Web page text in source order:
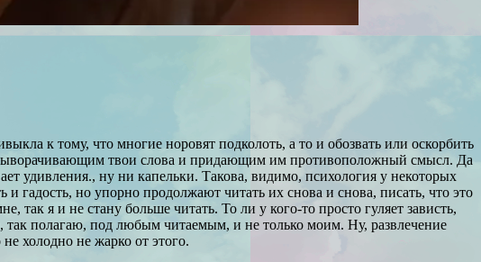
к тому, что многие норовят подколоть, а то и обозвать или оскорбить
твои слова и придающим им противоположный смысл. Да
удивления., ну ни капельки. Такова, видимо, психология у некоторых
но упорно продолжают читать их снова и снова, писать, что это
так я и не стану больше читать. То ли у кого-то просто гуляет зависть,
так полагаю, под любым читаемым, и не только моим. Ну, развлечение
холодно не жарко от этого.